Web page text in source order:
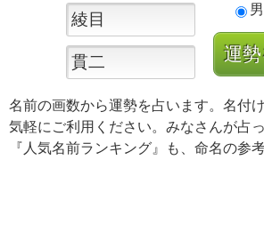
男
名前の画数から運勢を占います。名付
気軽にご利用ください。みなさんが占
『人気名前ランキング』も、命名の参